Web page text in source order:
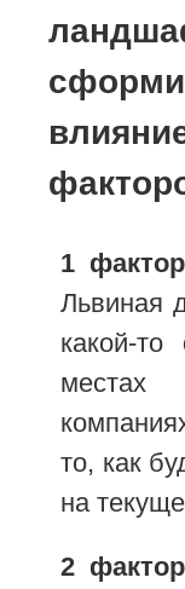
1
Львиная
какой-
то, как
на
2